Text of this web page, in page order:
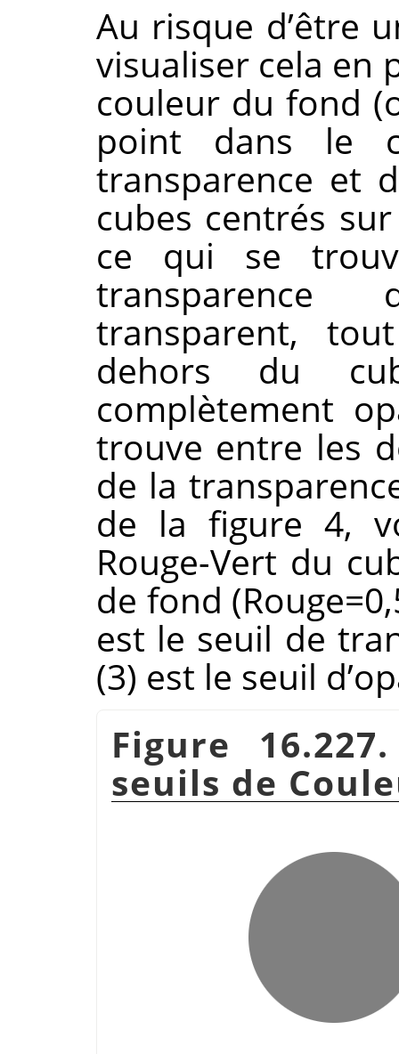
Au risque d’être
visualiser cela en
couleur du fond
point dans le
transparence et
cubes centrés
ce qui se
transparence
transparent,
dehors du
complètement
trouve entre les
de la
de la figure 4,
Rouge-Vert du
de fond
est le seuil de
(3) est le seuil
Figure
seuils de